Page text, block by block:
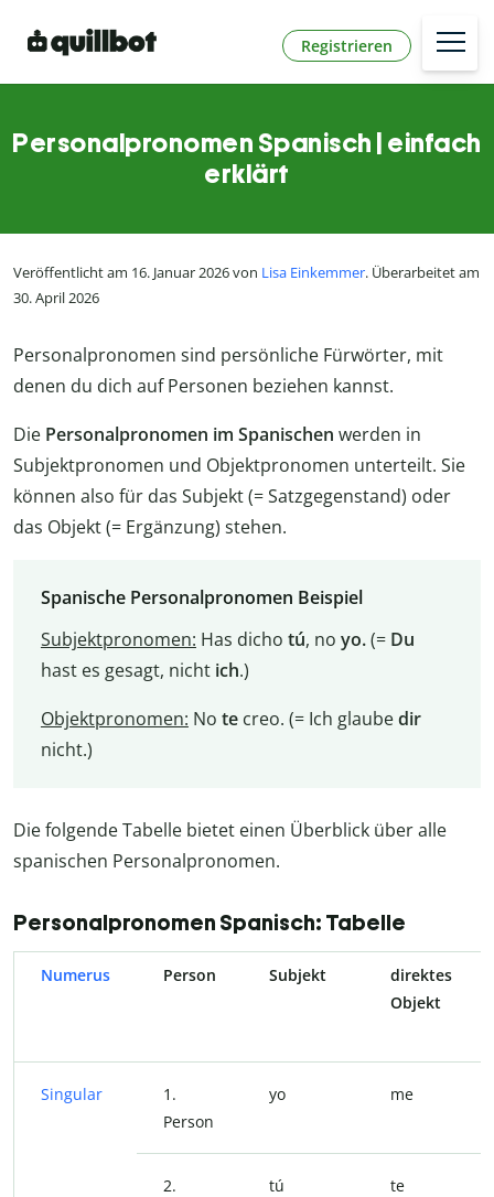
Registrieren
Personalpronomen Spanisch | einfach
erklärt
Veröffentlicht am 16. Januar 2026 von Lisa Einkemmer. Überarbeitet am
30. April 2026
Personalpronomen sind persönliche Fürwörter, mit
denen du dich auf Personen beziehen kannst.
Die Personalpronomen im Spanischen werden in
Subjektpronomen und Objektpronomen unterteilt. Sie
können also für das Subjekt (= Satzgegenstand) oder
das Objekt (= Ergänzung) stehen.
Spanische Personalpronomen Beispiel
Subjektpronomen: Has dicho tú, no yo.(= Du
hast es gesagt, nicht ich.)
Objektpronomen: No te creo. (= Ich glaubedir
nicht.)
Die folgende Tabelle bietet einen Überblick über alle
spanischen Personalpronomen.
Personalpronomen Spanisch: Tabelle
Numerus Person Subjekt
direktes
Objekt
Singular
1.
Person
yo me
2.
tú te